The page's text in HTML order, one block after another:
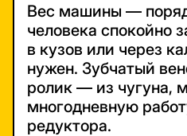
Вес машины —
человека спокойно
в кузов или через
нужен. Зубчатый
ролик — из чугуна,
многодневную
редуктора.